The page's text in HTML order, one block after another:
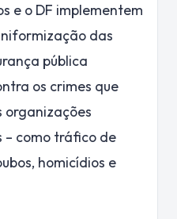
e o DF implementem
das
pública
os crimes que
– como tráfico de
homicídios e